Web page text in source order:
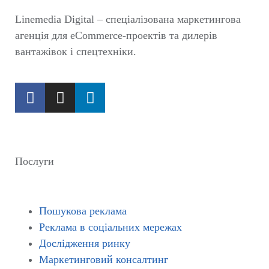
Linemedia Digital – спеціалізована маркетингова
агенція для eCommerce-проектів та дилерів
вантажівок і спецтехніки.
Послуги
Пошукова реклама
Реклама в соціальних мережах
Дослідження ринку
Маркетинговий консалтинг